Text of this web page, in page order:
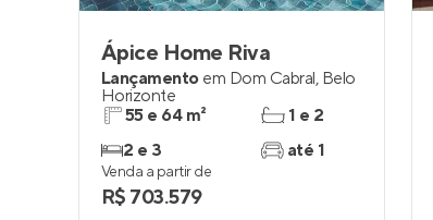
Ápice Home Riva
Lançamento em Dom Cabral, Belo
Horizonte
55 e 64 m²
2 e 3
1 e 2
até 1
Venda a partir de
R$ 703.579